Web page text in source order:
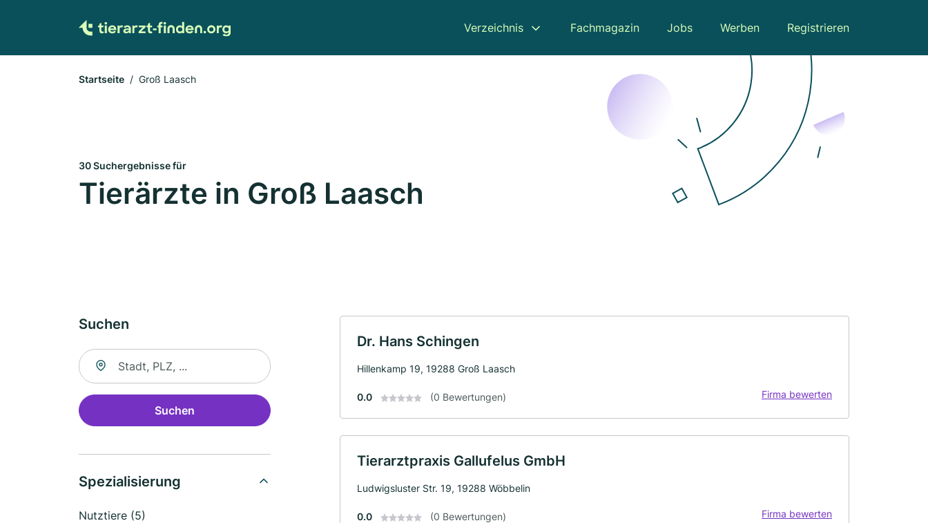
Verzeichnis Fachmagazin Jobs Werben Registrieren
Startseite Groß Laasch
30 Suchergebnisse für
Tierärzte in Groß Laasch
Suchen
Suche nach Ort
Suchen
Spezialisierung
Nutztiere (5)
Dr. Hans Schingen
Hillenkamp 19, 19288 Groß Laasch
0.0 (0 Bewertungen) Firma bewerten
Tierarztpraxis Gallufelus GmbH
Ludwigsluster Str. 19, 19288 Wöbbelin
0.0 (0 Bewertungen) Firma bewerten